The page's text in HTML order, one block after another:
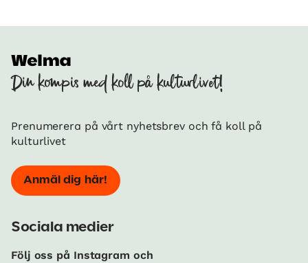
Din kompis med koll på kulturlivet!
Prenumerera på vårt nyhetsbrev och få koll på
kulturlivet
Anmäl dig här!
Sociala medier
Följ oss på Instagram och